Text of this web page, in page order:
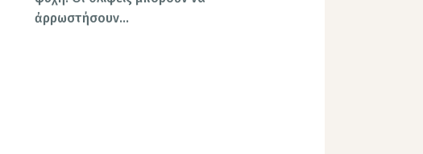
ἀρρωστήσουν…